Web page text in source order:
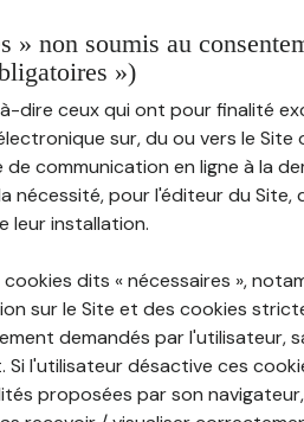
» non soumis au
»)
dire ceux qui ont pour finalité
sur, du ou vers le
communication en ligne à la
nécessité, pour l'éditeur du Site,
leur installation.
dits « nécessaires »,
sur le Site et des cookies
demandés par l'utilisateur,
l'utilisateur désactive ces
proposées par son